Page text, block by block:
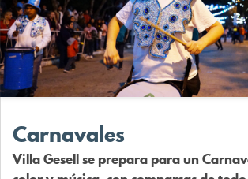
Carnavales
Villa Gesell se prepara para un